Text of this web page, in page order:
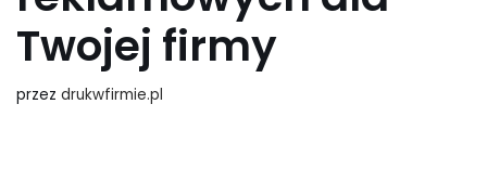
Twojej firmy
przez drukwfirmie.pl